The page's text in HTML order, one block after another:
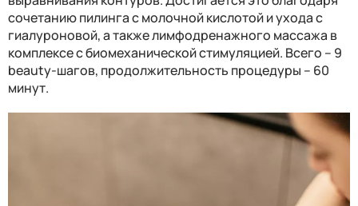
сочетанию пилинга с молочной кислотой и ухода с
гиалуроновой, а также лимфодренажного массажа в
комплексе с биомеханической стимуляцией. Всего – 9
beauty-шагов, продолжительность процедуры – 60
минут.